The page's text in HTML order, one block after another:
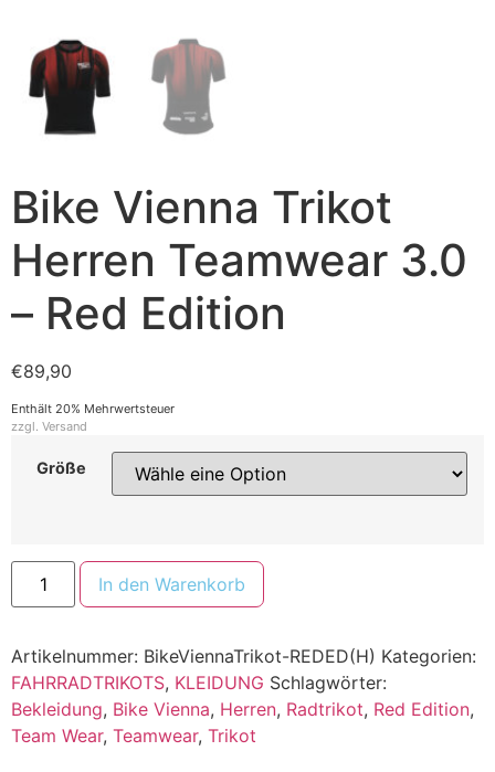
Bike Vienna Trikot
Herren Teamwear 3.0
– Red Edition
€89,90
Enthält 20% Mehrwertsteuer
zzgl. Versand
Größe
In den Warenkorb
Artikelnummer: BikeViennaTrikot-REDED(H) Kategorien:
FAHRRADTRIKOTS, KLEIDUNG Schlagwörter:
Bekleidung, Bike Vienna, Herren, Radtrikot, Red Edition,
Team Wear, Teamwear, Trikot